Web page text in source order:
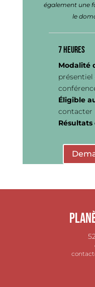
également une
le
7 heures
Modalité
présentiel
Éligible
contacter